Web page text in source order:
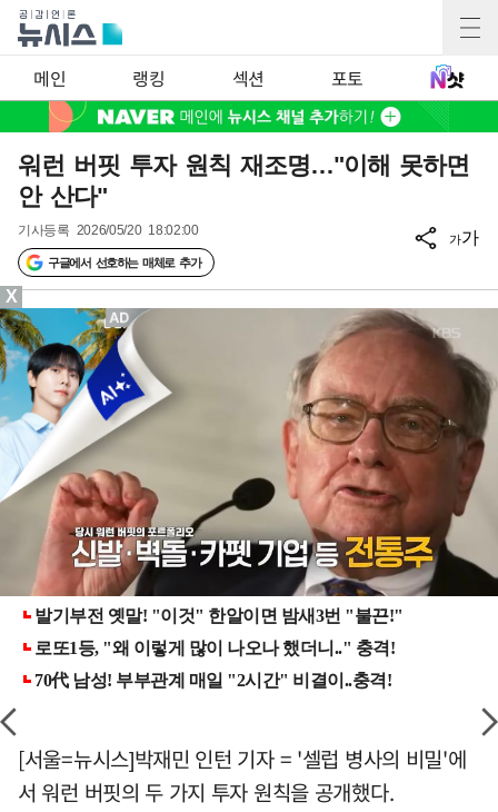
메인 랭킹 섹션 포토
워런 버핏 투자 원칙 재조명…"이해 못하면
안 산다"
기사등록 2026/05/20 18:02:00
구글에서 선호하는 매체로 추가
가가
[서울=뉴시스]박재민 인턴 기자 = '셀럽 병사의 비밀'에
서 워런 버핏의 두 가지 투자 원칙을 공개했다.
X